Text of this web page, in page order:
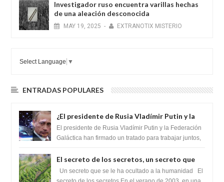
Investigador ruso encuentra varillas hechas
de una aleación desconocida
MAY 19, 2025 - EXTRANOTIX MISTERIO
Select Language ▼
ENTRADAS POPULARES
¿El presidente de Rusia Vladímir Putin y la
Federación Galactica han firmado un
tratado para acabar con los Sionistas?
El presidente de Rusia Vladímir Putin y la Federación
Galáctica han firmado un tratado para trabajar juntos,
El secreto de los secretos, un secreto que
cambiaría por completo el destino de la
Un secreto que se le ha ocultado a la humanidad El